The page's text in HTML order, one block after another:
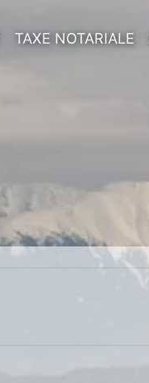
TAXE NOTARIALE